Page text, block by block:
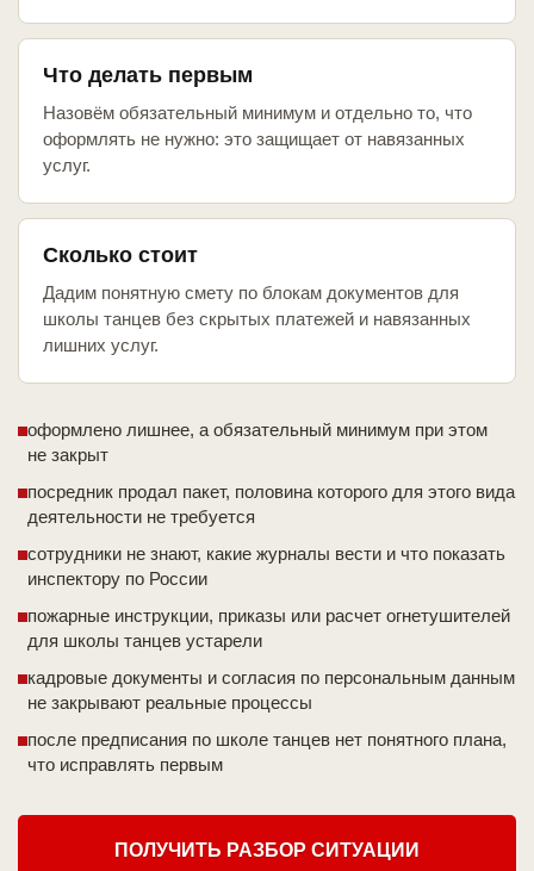
Что делать первым
Назовём обязательный минимум и отдельно то, что
оформлять не нужно: это защищает от навязанных
услуг.
Сколько стоит
Дадим понятную смету по блокам документов для
школы танцев без скрытых платежей и навязанных
лишних услуг.
оформлено лишнее, а обязательный минимум при этом
не закрыт
посредник продал пакет, половина которого для этого вида
деятельности не требуется
сотрудники не знают, какие журналы вести и что показать
инспектору по России
пожарные инструкции, приказы или расчет огнетушителей
для школы танцев устарели
кадровые документы и согласия по персональным данным
не закрывают реальные процессы
после предписания по школе танцев нет понятного плана,
что исправлять первым
ПОЛУЧИТЬ РАЗБОР СИТУАЦИИ